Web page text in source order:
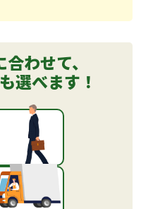
わせて、
選べます！